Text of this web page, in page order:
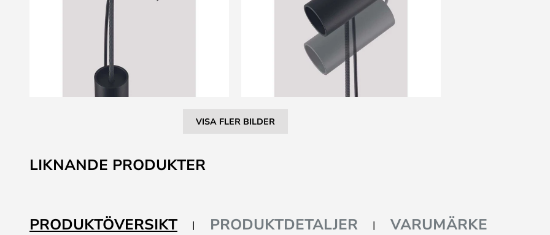
VISA FLER BILDER
till
början
LIKNANDE PRODUKTER
PRODUKTÖVERSIKT PRODUKTDETALJER VARUMÄRKE